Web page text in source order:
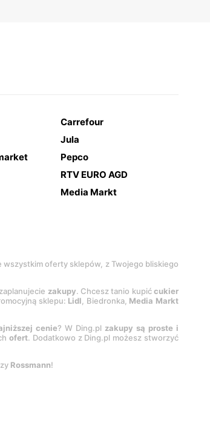
Carrefour
Jula
Pepco
RTV EURO AGD
Media Markt
oferty sklepów, z Twojego bliskiego
zakupy. Chcesz tanio kupićcukier
sklepu: Lidl, Biedronka, Media Markt
cenie? W Ding.pl zakupy są proste i
ofert. Dodatkowo z Ding.pl możesz stworzyć
Rossmann!